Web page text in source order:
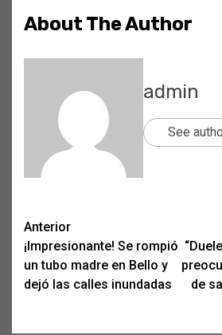
About The Author
admin
See
Post
navigation
Anterior
¡Impresionante! Se rompió
un tubo madre en Bello y
dejó las calles inundadas
de